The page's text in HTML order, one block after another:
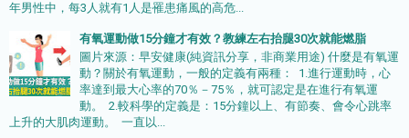
年男性中，每3人就有1人是罹患痛風的高危...
有氧運動做15分鐘才有效？教練左右抬腿30次就能燃脂
圖片來源：早安健康(純資訊分享，非商業用途) 什麼是有氧運
動？關於有氧運動，一般的定義有兩種： 1.進行運動時，心
率達到最大心率的70％－75％，就可認定是在進行有氧運
動。 2.較科學的定義是：15分鐘以上、有節奏、會令心跳率
上升的大肌肉運動。 一直以...